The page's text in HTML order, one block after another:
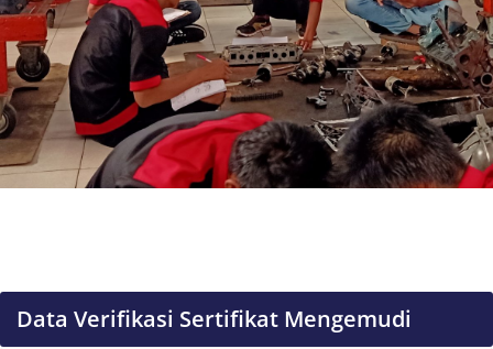
Data Verifikasi Sertifikat Mengemudi